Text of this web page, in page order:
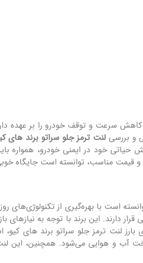
سرعت و توقف خودرو را بر عهده
و بررسی لنت ترمز جلو سراتو برند های
خود در ایمنی خودرو، همواره
قیمت مناسب، توانسته است جایگاه
است با بهره‌گیری از تکنولوژی‌های روز
دارند. این برند با توجه به
بارز لنت ترمز جلو سراتو برند های
و هوایی می‌شود. همچنین، این